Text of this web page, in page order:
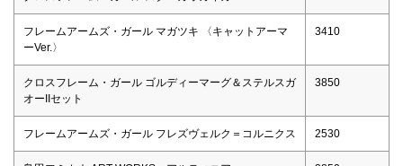
フレームアームズ・ガール マガツキ 〈キャットアーマ
ーVer.〉
3410
クロスフレーム・ガール ゴルディーマーグ＆ステルスガ
オーIIセット
3850
フレームアームズ・ガール フレズヴェルク＝コルニクス 2530